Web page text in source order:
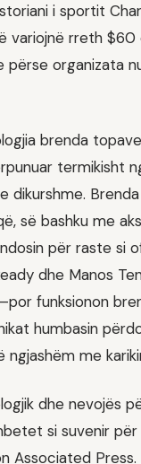
i sportit
rreth $60
organizata
brenda
termikisht
dikurshme.
së bashku me
për raste si
dhe Manos
funksionon
humbasin
me
dhe nevojës
si suvenir
Associated Press.